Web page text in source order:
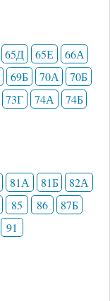
65Д 65Е
66А
69Б 70А
70Б
73Г 74А
74Б
81А 81Б
82А
85 86
87Б
91